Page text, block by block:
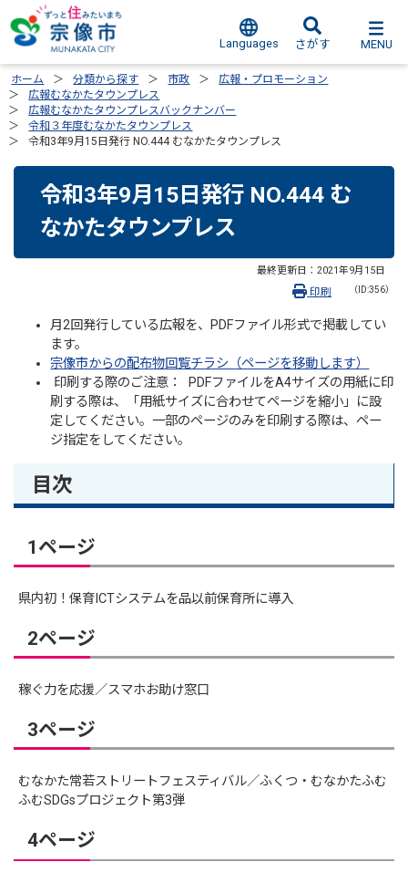
Languages さがす MENU
ホーム 分類から探す 市政
広報・プロモーション
広報むなかたタウンプレス
広報むなかたタウンプレスバックナンバー
令和３年度むなかたタウンプレス
令和3年9月15日発行 NO.444 むなかたタウンプレス
令和3年9月15日発行 NO.444 む
なかたタウンプレス
最終更新日： 2021年9月15日
（ID:356）
印刷
月2回発行している広報を、PDFファイル形式で掲載してい
ます。
宗像市からの配布物回覧チラシ（ページを移動します）
印刷する際のご注意： PDFファイルをA4サイズの用紙に印
刷する際は、「用紙サイズに合わせてページを縮小」に設
定してください。一部のページのみを印刷する際は、ペー
ジ指定をしてください。
目次
1ページ
県内初！保育ICTシステムを品以前保育所に導入
2ページ
稼ぐ力を応援／スマホお助け窓口
3ページ
むなかた常若ストリートフェスティバル／ふくつ・むなかたふむ
ふむSDGsプロジェクト第3弾
4ページ